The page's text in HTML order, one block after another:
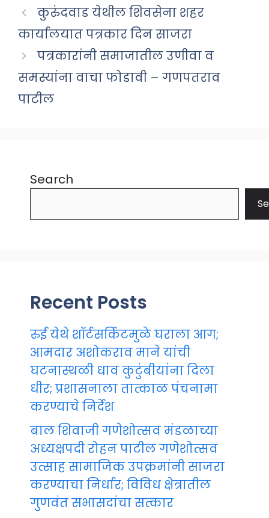
कुरुंदवाड येथील शिवसेना शहर
कार्यालयात पत्रकार दिन साजरा
पत्रकारांनी समाजातील उणीवा व
समस्यांना वाचा फोडावी – गणपतराव
पाटील
Search
Recent Posts
रुई येथे शॉर्टसर्किटमुळे घराला आग;
आमदार अशोकराव माने यांची
घटनास्थळी धाव कुटुंबीयांना दिला
धीर; प्रशासनाला तात्काळ पंचनामा
करण्याचे निर्देश
बाल शिवाजी गणेशोत्सव मंडळाच्या
अध्यक्षपदी रोहन पाटील गणेशोत्सव
उत्साह सामाजिक उपक्रमांनी साजरा
करण्याचा निर्धार; विविध क्षेत्रातील
गुणवंत सभासदांचा सत्कार